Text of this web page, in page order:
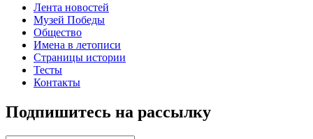
Лента новостей
Музей Победы
Общество
Имена в летописи
Страницы истории
Тесты
Контакты
Подпишитесь на рассылку